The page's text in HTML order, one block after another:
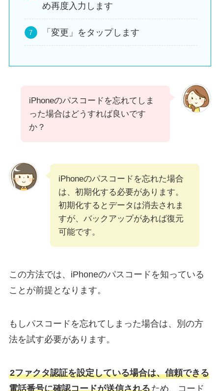
め再度入力します
「変更」をタップします
iPhoneのパスコードを忘れてしま
った場合はどうすれば良いです
か？
iPhoneのパスコードを忘れた場合
は、初期化する必要があります。
初期化するとデータは消去されま
すが、バックアップがあれば復元
可能です。
この方法では、iPhoneのパスコードを知っている
ことが前提となります。
もしパスコードを忘れてしまった場合は、別の方
法を試す必要があります。
2ファクタ認証を設定している場合は、信頼できる
電話番号に確認コードが送信されるため、コード